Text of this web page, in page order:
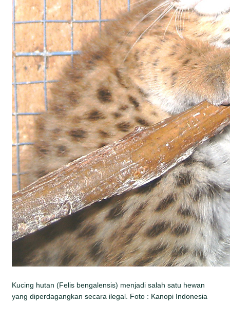
Kucing hutan (Felis bengalensis) menjadi salah satu hewan
yang diperdagangkan secara ilegal. Foto : Kanopi Indonesia